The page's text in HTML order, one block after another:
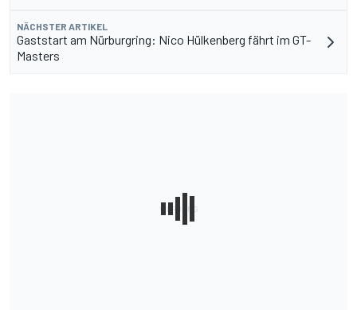
NÄCHSTER ARTIKEL
Gaststart am Nürburgring: Nico Hülkenberg fährt im GT-
Masters